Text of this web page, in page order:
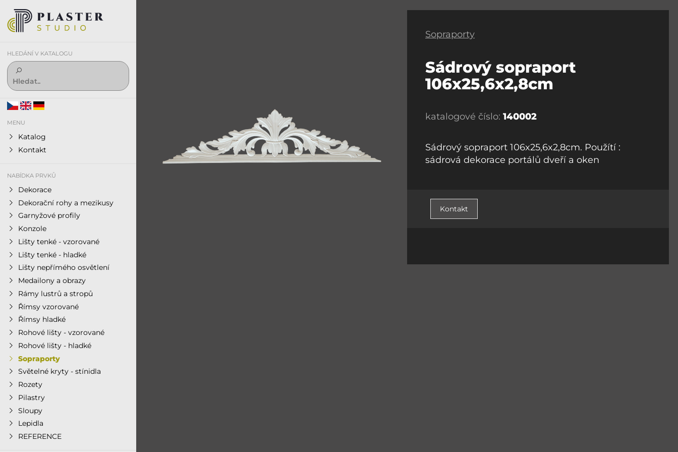
HLEDÁNÍ V KATALOGU
MENU
Katalog
Kontakt
NABÍDKA PRVKŮ
Dekorace
Dekorační rohy a mezikusy
Garnyžové profily
Konzole
Lišty tenké - vzorované
Lišty tenké - hladké
Lišty nepřímého osvětlení
Medailony a obrazy
Rámy lustrů a stropů
Římsy vzorované
Římsy hladké
Rohové lišty - vzorované
Rohové lišty - hladké
Sopraporty
Světelné kryty - stínidla
Rozety
Pilastry
Sloupy
Lepidla
REFERENCE
Sopraporty
Sádrový sopraport
106x25,6x2,8cm
katalogové číslo: 140002
Sádrový sopraport 106x25,6x2,8cm. Použítí :
sádrová dekorace portálů dveří a oken
Kontakt